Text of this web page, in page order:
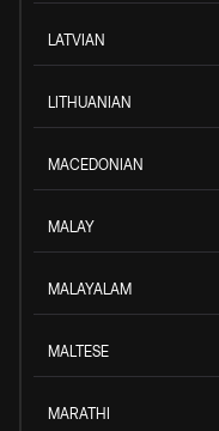
LATVIAN
LITHUANIAN
MACEDONIAN
MALAY
MALAYALAM
MALTESE
MARATHI